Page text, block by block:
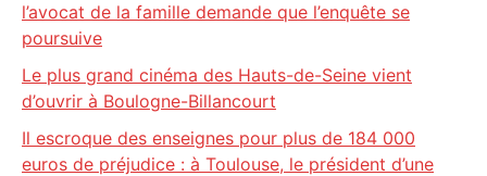
l’avocat de la famille demande que l’enquête se
poursuive
Le plus grand cinéma des Hauts-de-Seine vient
d’ouvrir à Boulogne-Billancourt
Il escroque des enseignes pour plus de 184 000
euros de préjudice : à Toulouse, le président d’une